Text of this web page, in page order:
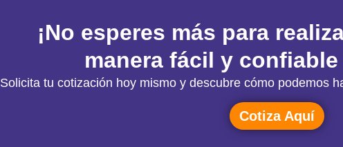
¡No esperes más para
manera fácil y
Solicita tu cotización hoy mismo y descubre cómo podemos
Cotiza Aquí